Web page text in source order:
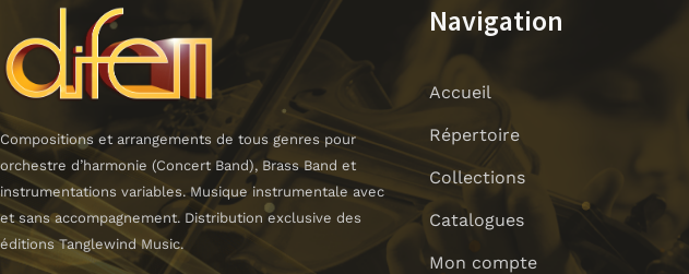
Compositions et arrangements de tous genres pour
orchestre d’harmonie (Concert Band), Brass Band et
instrumentations variables. Musique instrumentale avec
et sans accompagnement. Distribution exclusive des
éditions Tanglewind Music.
Navigation
Accueil
Répertoire
Collections
Catalogues
Mon compte